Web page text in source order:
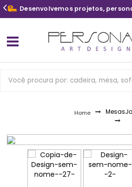
Desenvolvemos projetos,
Home Mesas